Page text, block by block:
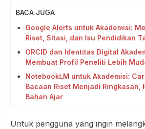
BACA JUGA
Google Alerts untuk Akademisi:
Riset, Sitasi, dan Isu Pendidikan
ORCID dan Identitas Digital
Membuat Profil Peneliti Lebih
NotebookLM untuk Akademisi:
Bacaan Riset Menjadi Ringkasan,
Bahan Ajar
Untuk pengguna yang ingin